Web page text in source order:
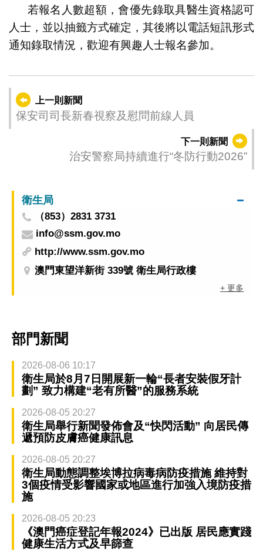
若報名人數超額，會優先錄取具醫生資格認可
人士，並以抽籤方式確定，其後將以電話短訊形式
通知錄取情況，歡迎有興趣人士報名參加。
上一則新聞
保安司司長新春視察及慰問前線人員
下一則新聞
治安警察局持續進行“冬防行動2026”
衛生局
（853）2831 3731
info@ssm.gov.mo
http://www.ssm.gov.mo
澳門東望洋新街 339號 衛生局行政樓
+ 更多
部門新聞
2026-08-06 10:17
衛生局於8月7日開展新一輪“長者安裝假牙計
劃” 致力構建“老有所醫”的服務系統
2026-08-05 20:27
衛生局舉行新聞發佈會及“快閃活動” 向居民傳
遞預防皮膚癌健康訊息
2026-08-05 20:27
衛生局動態調整埃博拉病毒病防疫措施 維持對
3個疫情受影響國家或地區進行加強入境防疫措
施
2026-08-05 20:23
《澳門癌症登記年報2024》已出版 居民應實踐
健康生活方式及早篩查